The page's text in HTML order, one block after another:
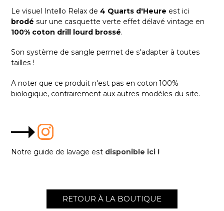
Le visuel Intello Relax de 4 Quarts d'Heure est ici
brodé sur une casquette verte effet délavé vintage en
100% coton drill lourd brossé.
Son système de sangle permet de s'adapter à toutes
tailles !
A noter que ce produit n'est pas en coton 100%
biologique, contrairement aux autres modèles du site.
Notre guide de lavage est disponible ici !
RETOUR À LA BOUTIQUE